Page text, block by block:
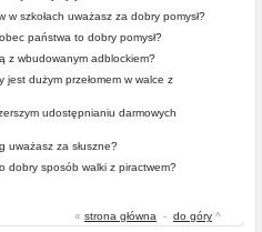
szkołach uważasz za dobry pomysł?
państwa to dobry pomysł?
z wbudowanym adblockiem?
dużym przełomem w walce z
udostępnianiu darmowych
uważasz za słuszne?
dobry sposób walki z piractwem?
« strona główna - do góry ^